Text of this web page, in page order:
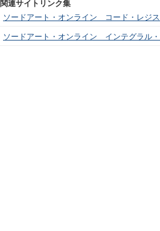
関連サイトリンク集
ソードアート・オンライン コード・レジ
ソードアート・オンライン インテグラル